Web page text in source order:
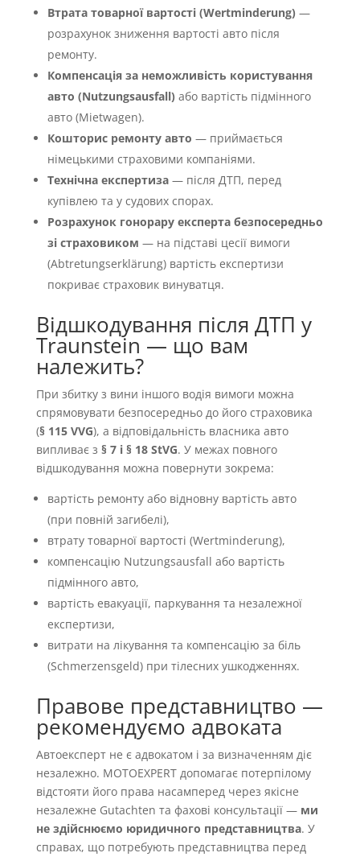
Втрата товарної вартості (Wertminderung) —
розрахунок зниження вартості авто після
ремонту.
Компенсація за неможливість користування
авто (Nutzungsausfall) або вартість підмінного
авто (Mietwagen).
Кошторис ремонту авто — приймається
німецькими страховими компаніями.
Технічна експертиза— після ДТП, перед
купівлею та у судових спорах.
Розрахунок гонорару експерта безпосередньо
зі страховиком — на підставі цесії вимоги
(Abtretungserklärung) вартість експертизи
покриває страховик винуватця.
Відшкодування після ДТП у
Traunstein — що вам
належить?
При збитку з вини іншого водія вимоги можна
спрямовувати безпосередньо до його страховика
(§ 115 VVG), а відповідальність власника авто
випливає з § 7 і § 18 StVG. У межах повного
відшкодування можна повернути зокрема:
вартість ремонту або відновну вартість авто
(при повній загибелі),
втрату товарної вартості (Wertminderung),
компенсацію Nutzungsausfall або вартість
підмінного авто,
вартість евакуації, паркування та незалежної
експертизи,
витрати на лікування та компенсацію за біль
(Schmerzensgeld) при тілесних ушкодженнях.
Правове представництво —
рекомендуємо адвоката
Автоексперт не є адвокатом і за визначенням діє
незалежно. MOTOEXPERT допомагає потерпілому
відстояти його права насамперед через якісне
незалежне Gutachten та фахові консультації — ми
не здійснюємо юридичного представництва. У
справах, що потребують представництва перед